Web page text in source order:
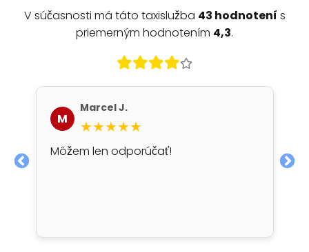
V súčasnosti má táto taxislužba 43 hodnotení s
priemerným hodnotením 4,3.
M
Marcel J.
★★★★★
Môžem len odporúčať!